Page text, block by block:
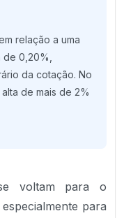
relação a uma
0,20%,
da cotação. No
de mais de 2%
voltam para o
para